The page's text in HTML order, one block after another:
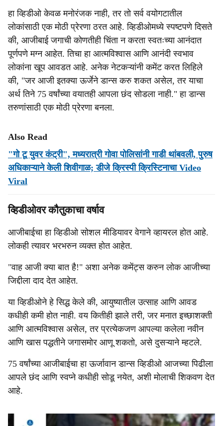
हा व्हिडीओ केवळ मनोरंजक नाही, तर तो सर्व वयोगटातील
लोकांसाठी एक मोठी प्रेरणा ठरत आहे. व्हिडीओमध्ये स्पष्टपणे दिसते
की, आजीबाई जगाची कोणतीही चिंता न करता स्वतःच्या आनंदात
पूर्णपणे मग्न आहेत. तिचा हा आत्मविश्वास आणि आनंदी स्वभाव
लोकांना खूप आवडत आहे. अनेक नेटकऱ्यांनी कमेंट करत लिहिले
की, "जर आजी इतक्या ऊर्जेने डान्स करु शकत असेल, तर याचा
अर्थ तिने 75 वर्षांच्या वयातही आपला छंद सोडला नाही." हा डान्स
तरुणांसाठी एक मोठी प्रेरणा बनला.
Also Read
"गो टू युवर कंट्री", मध्यरात्री गोवा पोलिसांनी गाडी थांबवली, पुरुष
अधिकाऱ्याने केली शिवीगाळ; डीजे क्रिस्पी क्रिस्टिनाचा Video
Viral
व्हिडीओवर कौतुकाचा वर्षाव
आजीबाईचा हा व्हिडीओ सोशल मीडियावर वेगाने व्हायरल होत आहे.
लोकही त्यावर भरभरुन व्यक्त होत आहेत.
"वाह आजी क्या बात है!" अशा अनेक कमेंट्स करुन लोक आजीच्या
जिद्दीला दाद देत आहेत.
या व्हिडीओने हे सिद्ध केले की, आयुष्यातील उत्साह आणि आवड
कधीही कमी होत नाही. वय कितीही झाले तरी, जर मनात इच्छाशक्ती
आणि आत्मविश्वास असेल, तर प्रत्येकजण आपल्या कलेला नवीन
आणि खास पद्धतीने जगासमोर आणू शकतो, असे दुसऱ्याने म्हटले.
75 वर्षांच्या आजीबाईचा हा ऊर्जावान डान्स व्हिडीओ आजच्या पिढीला
आपले छंद आणि स्वप्ने कधीही सोडू नयेत, अशी मोलाची शिकवण देत
आहे.